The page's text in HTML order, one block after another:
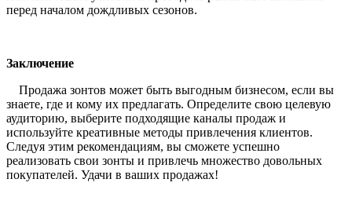
перед началом дождливых сезонов.
Заключение
Продажа зонтов может быть выгодным бизнесом, если вы
знаете, где и кому их предлагать. Определите свою целевую
аудиторию, выберите подходящие каналы продаж и
используйте креативные методы привлечения клиентов.
Следуя этим рекомендациям, вы сможете успешно
реализовать свои зонты и привлечь множество довольных
покупателей. Удачи в ваших продажах!